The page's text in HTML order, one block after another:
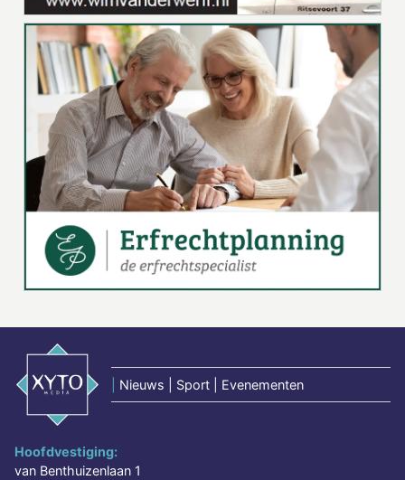
Nieuws | Sport | Evenementen
Hoofdvestiging:
van Benthuizenlaan 1